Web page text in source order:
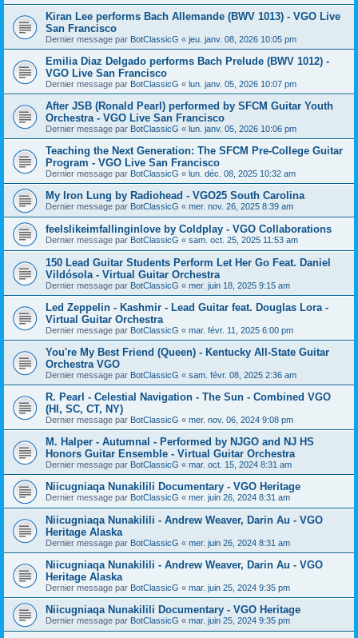
Kiran Lee performs Bach Allemande (BWV 1013) - VGO Live
San Francisco
Dernier message par BotClassicG « jeu. janv. 08, 2026 10:05 pm
Emilia Diaz Delgado performs Bach Prelude (BWV 1012) -
VGO Live San Francisco
Dernier message par BotClassicG « lun. janv. 05, 2026 10:07 pm
After JSB (Ronald Pearl) performed by SFCM Guitar Youth
Orchestra - VGO Live San Francisco
Dernier message par BotClassicG « lun. janv. 05, 2026 10:06 pm
Teaching the Next Generation: The SFCM Pre-College Guitar
Program - VGO Live San Francisco
Dernier message par BotClassicG « lun. déc. 08, 2025 10:32 am
My Iron Lung by Radiohead - VGO25 South Carolina
Dernier message par BotClassicG « mer. nov. 26, 2025 8:39 am
feelslikeimfallinginlove by Coldplay - VGO Collaborations
Dernier message par BotClassicG « sam. oct. 25, 2025 11:53 am
150 Lead Guitar Students Perform Let Her Go Feat. Daniel
Vildósola - Virtual Guitar Orchestra
Dernier message par BotClassicG « mer. juin 18, 2025 9:15 am
Led Zeppelin - Kashmir - Lead Guitar feat. Douglas Lora -
Virtual Guitar Orchestra
Dernier message par BotClassicG « mar. févr. 11, 2025 6:00 pm
You're My Best Friend (Queen) - Kentucky All-State Guitar
Orchestra VGO
Dernier message par BotClassicG « sam. févr. 08, 2025 2:36 am
R. Pearl - Celestial Navigation - The Sun - Combined VGO
(HI, SC, CT, NY)
Dernier message par BotClassicG « mer. nov. 06, 2024 9:08 pm
M. Halper - Autumnal - Performed by NJGO and NJ HS
Honors Guitar Ensemble - Virtual Guitar Orchestra
Dernier message par BotClassicG « mar. oct. 15, 2024 8:31 am
Niicugniaqa Nunakilili Documentary - VGO Heritage
Dernier message par BotClassicG « mer. juin 26, 2024 8:31 am
Niicugniaqa Nunakilili - Andrew Weaver, Darin Au - VGO
Heritage Alaska
Dernier message par BotClassicG « mer. juin 26, 2024 8:31 am
Niicugniaqa Nunakilili - Andrew Weaver, Darin Au - VGO
Heritage Alaska
Dernier message par BotClassicG « mar. juin 25, 2024 9:35 pm
Niicugniaqa Nunakilili Documentary - VGO Heritage
Dernier message par BotClassicG « mar. juin 25, 2024 9:35 pm